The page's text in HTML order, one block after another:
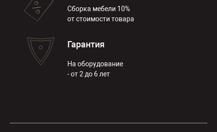
Сборка мебели 10%
от стоимости товара
Гарантия
На оборудование
- от 2 до 6 лет